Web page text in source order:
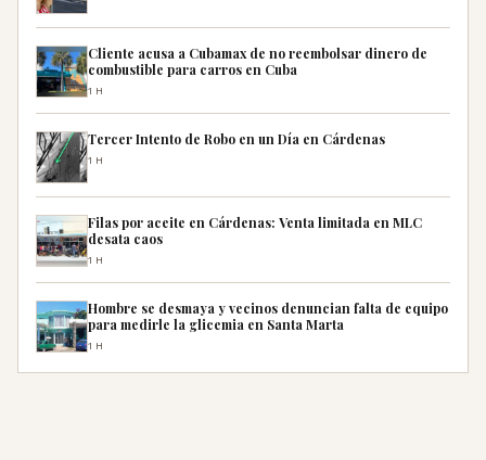
Cliente acusa a Cubamax de no reembolsar dinero de
combustible para carros en Cuba
1H
Tercer Intento de Robo en un Día en Cárdenas
1H
Filas por aceite en Cárdenas: Venta limitada en MLC
desata caos
1H
Hombre se desmaya y vecinos denuncian falta de equipo
para medirle la glicemia en Santa Marta
1H